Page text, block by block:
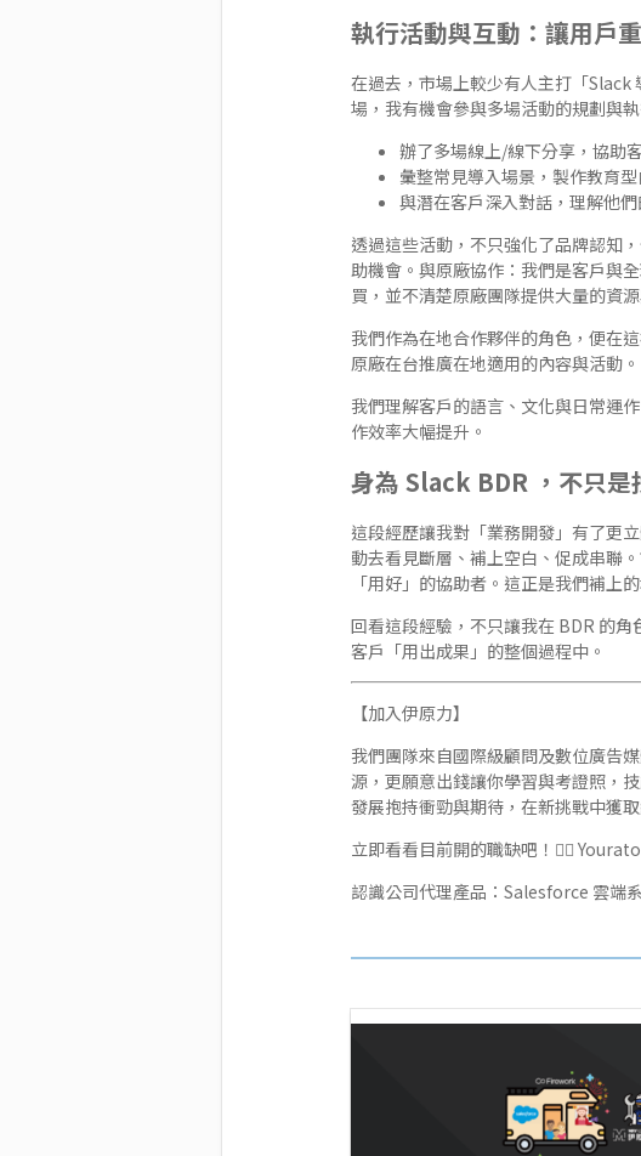
執行活動與互動：讓用戶
在過去，市場上較少有人主打「Slack
場，我有機會參與多場活動的規劃與執
辦了多場線上/線下分享，協助
彙整常見導入場景，製作教育
與潛在客戶深入對話，理解他
透過這些活動，不只強化了品牌認知
助機會。與原廠協作：我們是客戶與
買，並不清楚原廠團隊提供大量的資源
我們作為在地合作夥伴的角色，便在
原廠在台推廣在地適用的內容與活動。
我們理解客戶的語言、文化與日常運
作效率大幅提升。
身為 Slack BDR ，不只
這段經歷讓我對「業務開發」有了更
動去看見斷層、補上空白、促成串聯
「用好」的協助者。這正是我們補上
回看這段經驗，不只讓我在 BDR 的
客戶「用出成果」的整個過程中。
【加入伊原力】
我們團隊來自國際級顧問及數位廣告
源，更願意出錢讓你學習與考證照，
發展抱持衝勁與期待，在新挑戰中獲
立即看看目前開的職缺吧！👉🏻
認識公司代理產品： Salesforce 雲端